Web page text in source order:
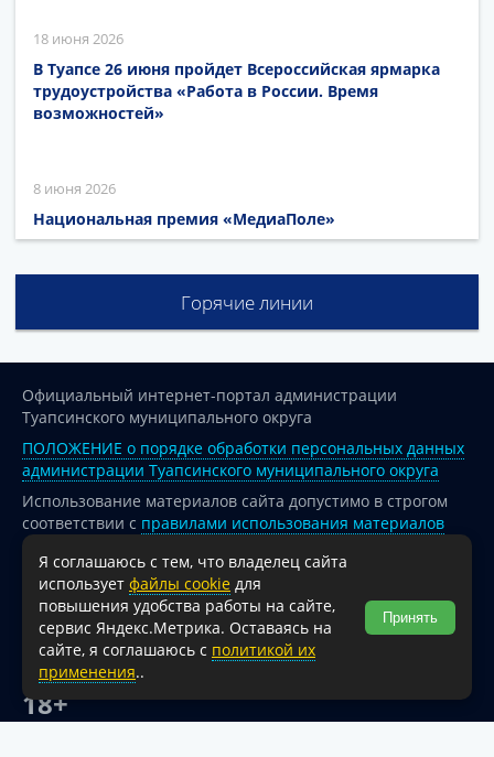
18 июня 2026
В Туапсе 26 июня пройдет Всероссийская ярмарка
трудоустройства «Работа в России. Время
возможностей»
8 июня 2026
Национальная премия «МедиаПоле»
Горячие линии
Официальный интернет-портал администрации
Туапсинского муниципального округа
ПОЛОЖЕНИЕ о порядке обработки персональных данных
администрации Туапсинского муниципального округа
Использование материалов сайта допустимо в строгом
соответствии с правилами использования материалов
опубликованных на сайте
При перепечатке и использовании информации ссылка
на источник обязательна.
Для сайтов и страниц сети Интернет обязательна
активная гиперссылка на официальный интернет-портал
администрации Туапсинского муниципального округа.
18+
Я соглашаюсь с тем, что владелец сайта
использует файлы cookie для
повышения удобства работы на сайте,
сервис Яндекс.Метрика. Оставаясь на
сайте, я соглашаюсь с политикой их
применения..
Принять